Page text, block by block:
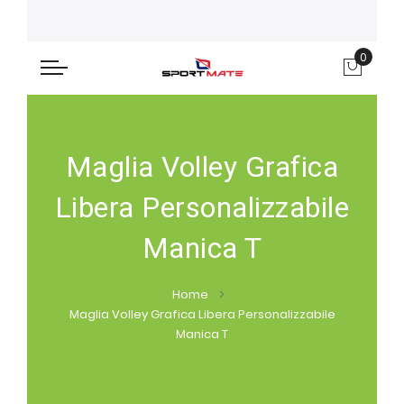
0
Maglia Volley Grafica
Libera Personalizzabile
Manica T
Home
Maglia Volley Grafica Libera Personalizzabile
Manica T